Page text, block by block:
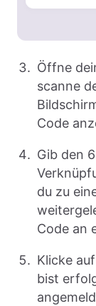
Öffne
scanne
Code
Gib den
du zu
Code an
Klicke
bist